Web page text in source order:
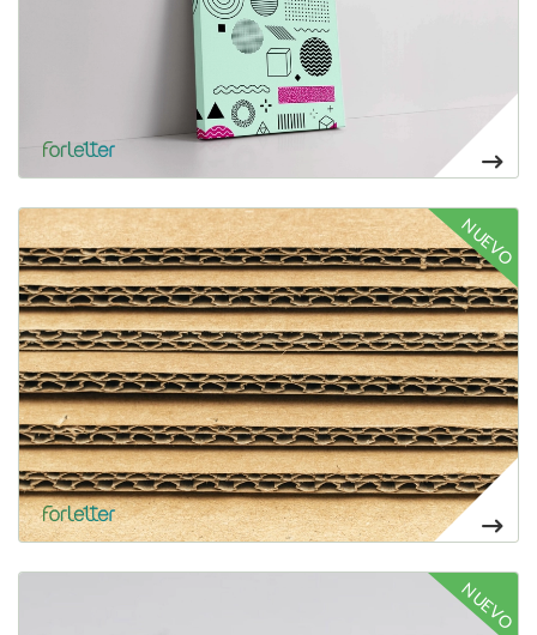
NUEVO
17,22€
Voir plus Cartón microcanal doble personalizado
NUEVO